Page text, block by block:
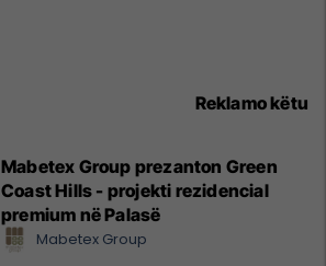
Reklamo këtu
Mabetex Group prezanton Green
Coast Hills - projekti rezidencial
premium në Palasë
Mabetex Group